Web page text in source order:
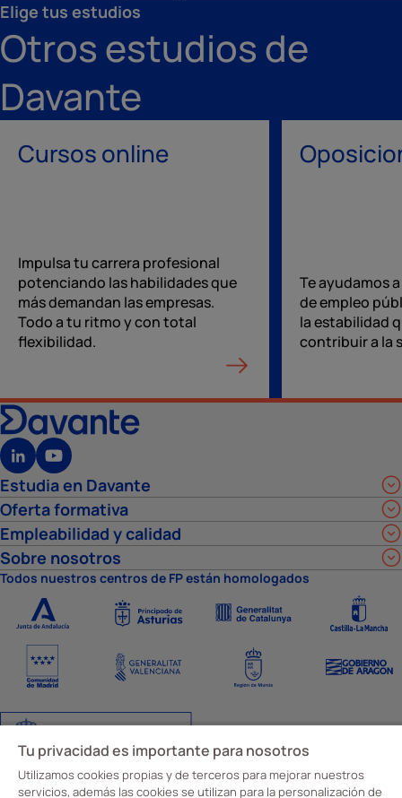
Elige tus estudios
Otros estudios de
Davante
Cursos online
Impulsa tu carrera profesional
potenciando las habilidades que
más demandan las empresas.
Todo a tu ritmo y con total
flexibilidad.
Te ayudamos
de empleo
la estabilidad
contribuir a la
Estudia en Davante
Oferta formativa
Empleabilidad y calidad
Sobre nosotros
Todos nuestros centros de FP están homologados
Aviso LegalPolítica de privacidadPolítica de cookiesAjustes de cookies
Tu privacidad es importante para nosotros
Utilizamos cookies propias y de terceros para mejorar nuestros
servicios, además las cookies se utilizan para la personalización de